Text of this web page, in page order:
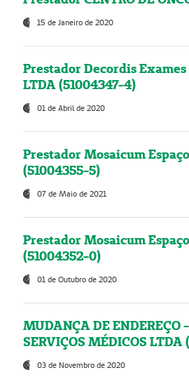
15 de Janeiro de 2020
Prestador Decordis
LTDA (51004347-4)
01 de Abril de 2020
Prestador Mosaicum
(51004355-5)
07 de Maio de 2021
Prestador Mosaicum
(51004352-0)
01 de Outubro de 2020
MUDANÇA DE ENDEREÇO
SERVIÇOS MÉDICOS
03 de Novembro de 2020